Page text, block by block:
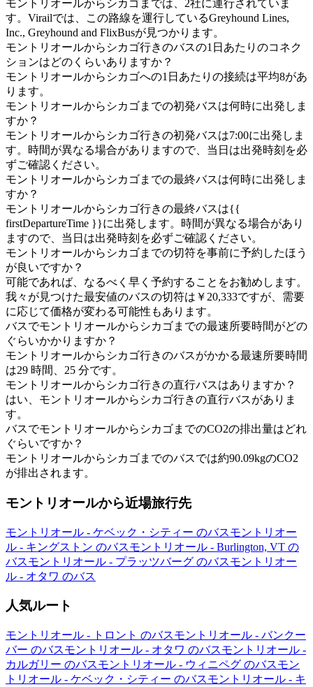
モントリオールからシカゴまでは、2社に運行されていま
す。Virailでは、この路線を運行しているGreyhound Lines,
Inc., Greyhound and FlixBusが見つかります。
モントリオールからシカゴ行きのバスの1日あたりのコネク
ションはどのくらいありますか？
モントリオールからシカゴへの1日あたりの接続は平均8があ
ります。
モントリオールからシカゴまでの初発バスは何時に出発しま
すか？
モントリオールからシカゴ行きの初発バスは7:00に出発しま
す。時間が異なる場合がありますので、当日は出発時刻を必
ずご確認ください。
モントリオールからシカゴまでの最終バスは何時に出発しま
すか？
モントリオールからシカゴ行きの最終バスは{{
firstDepartureTime }}に出発します。時間が異なる場合があり
ますので、当日は出発時刻を必ずご確認ください。
モントリオールからシカゴまでの切符を事前に予約したほう
が良いですか？
可能であれば、なるべく早く予約することをお勧めします。
我々が見つけた最安値のバスの切符は￥20,333ですが、需要
に応じて価格が変わる可能性もあります。
バスでモントリオールからシカゴまでの最速所要時間がどの
ぐらいかかりますか？
モントリオールからシカゴ行きのバスがかかる最速所要時間
は29 時間、25 分です。
モントリオールからシカゴ行きの直行バスはありますか？
はい、モントリオールからシカゴ行きの直行バスがありま
す。
バスでモントリオールからシカゴまでのCO2の排出量はどれ
ぐらいですか？
モントリオールからシカゴまでのバスでは約90.09kgのCO2
が排出されます。
モントリオールから近場旅行先
モントリオール - ケベック・シティー のバスモントリオー
ル - キングストン のバスモントリオール - Burlington, VT の
バスモントリオール - プラッツバーグ のバスモントリオー
ル - オタワ のバス
人気ルート
モントリオール - トロント のバスモントリオール - バンクー
バー のバスモントリオール - オタワ のバスモントリオール -
カルガリー のバスモントリオール - ウィニペグ のバスモン
トリオール - ケベック・シティー のバスモントリオール - キ